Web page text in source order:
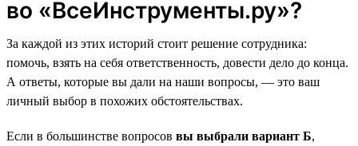
во «ВсеИнструменты.ру»?
За каждой из этих историй стоит решение сотрудника:
помочь, взять на себя ответственность, довести дело до конца.
А ответы, которые вы дали на наши вопросы, — это ваш
личный выбор в похожих обстоятельствах.
Если в большинстве вопросов вы выбрали вариант Б,